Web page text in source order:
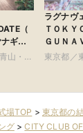
（
ギダ
山・表
ラグナヴ
ＴＯＫＹ
ＧＵＮＡ
ＴＯＫＹ
東京都／
場TOP > 東京都の
グ>CITY CLUB